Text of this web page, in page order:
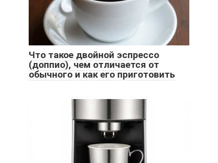
Что такое двойной эспрессо
(доппио), чем отличается от
обычного и как его приготовить